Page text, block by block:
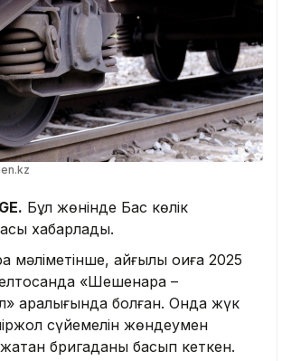
Бұл жөнінде Бас көлік
хабарлады.
мәліметінше, қайғылы оқиға 2025
«Шешенқара –
аралығында болған. Онда жүк
сүйемелін жөндеумен
бригаданы басып кеткен.